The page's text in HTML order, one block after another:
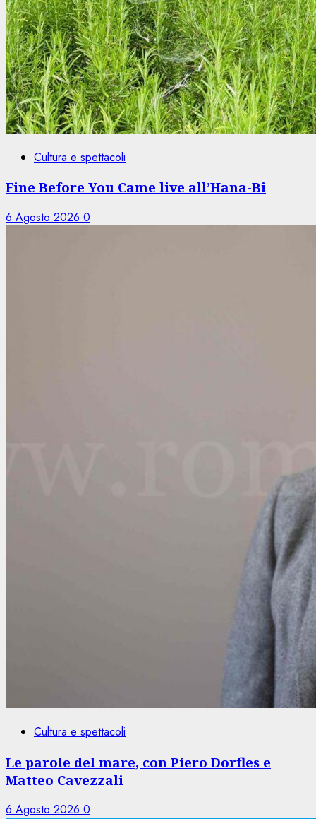
Cultura e spettacoli
Fine Before You Came live all’Hana-Bi
6 Agosto 2026 0
Cultura e spettacoli
Le parole del mare, con Piero Dorfles e
Matteo Cavezzali
6 Agosto 2026 0